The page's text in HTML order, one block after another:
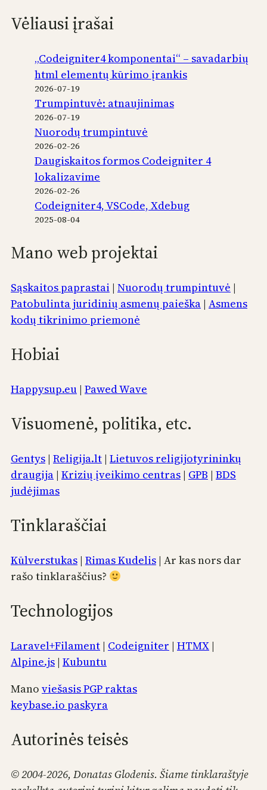
Vėliausi įrašai
„Codeigniter4 komponentai“ – savadarbių
html elementų kūrimo įrankis
2026-07-19
Trumpintuvė: atnaujinimas
2026-07-19
Nuorodų trumpintuvė
2026-02-26
Daugiskaitos formos Codeigniter 4
lokalizavime
2026-02-26
Codeigniter4, VSCode, Xdebug
2025-08-04
Mano web projektai
Sąskaitos paprastai | Nuorodų trumpintuvė |
Patobulinta juridinių asmenų paieška | Asmens
kodų tikrinimo priemonė
Hobiai
Happysup.eu | Pawed Wave
Visuomenė, politika, etc.
Gentys | Religija.lt | Lietuvos religijotyrininkų
draugija | Krizių įveikimo centras | GPB | BDS
judėjimas
Tinklaraščiai
Kūlverstukas | Rimas Kudelis | Ar kas nors dar
rašo tinklaraščius?
Technologijos
Laravel+Filament | Codeigniter | HTMX |
Alpine.js | Kubuntu
Mano viešasis PGP raktas
keybase.io paskyra
Autorinės teisės
© 2004-2026, Donatas Glodenis. Šiame tinklaraštyje